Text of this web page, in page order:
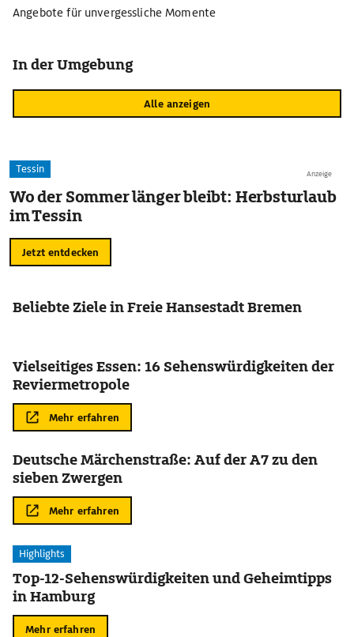
Angebote für unvergessliche Momente
In der Umgebung
Alle anzeigen
Anzeige
Tessin
Wo der Sommer länger bleibt: Herbsturlaub
im Tessin
Jetzt entdecken
Beliebte Ziele in Freie Hansestadt Bremen
Vielseitiges Essen: 16 Sehenswürdigkeiten der
Reviermetropole
Mehr erfahren
Deutsche Märchenstraße: Auf der A7 zu den
sieben Zwergen
Mehr erfahren
Highlights
Top-12-Sehenswürdigkeiten und Geheimtipps
in Hamburg
Mehr erfahren